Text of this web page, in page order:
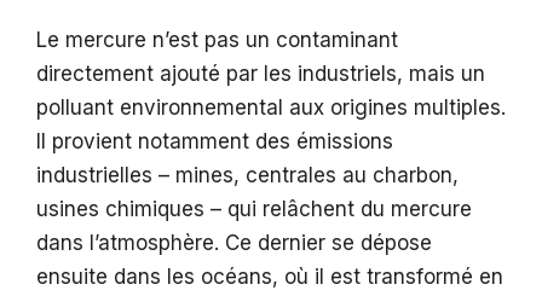
Le mercure n’est pas un contaminant
directement ajouté par les industriels, mais un
polluant environnemental aux origines multiples.
Il provient notamment des émissions
industrielles – mines, centrales au charbon,
usines chimiques – qui relâchent du mercure
dans l’atmosphère. Ce dernier se dépose
ensuite dans les océans, où il est transformé en